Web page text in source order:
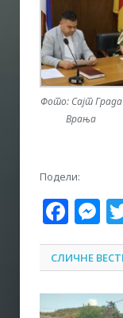
Фото: Сајт Града
Врања
Подели:
СЛИЧНЕ